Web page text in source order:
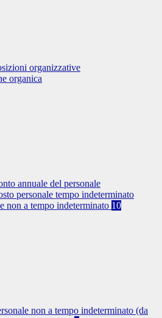
organizzative
organica
annuale del personale
personale tempo indeterminato
non a tempo indeterminato 10
non a tempo indeterminato (da